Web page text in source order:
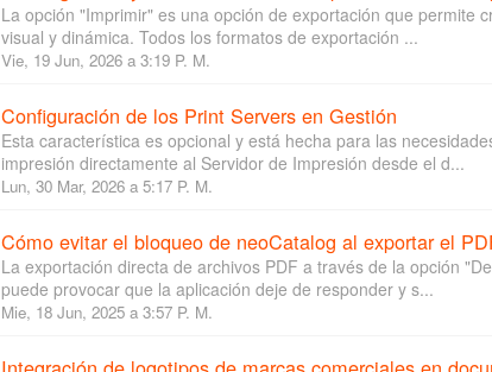
La opción "Imprimir" es una opción de exportación que permite
visual y dinámica. Todos los formatos de exportación ...
Vie, 19 Jun, 2026 a 3:19 P. M.
Configuración de los Print Servers en Gestión
Esta característica es opcional y está hecha para las
impresión directamente al Servidor de Impresión desde el d...
Lun, 30 Mar, 2026 a 5:17 P. M.
Cómo evitar el bloqueo de neoCatalog al exportar el
La exportación directa de archivos PDF a través de la opción
puede provocar que la aplicación deje de responder y s...
Mie, 18 Jun, 2025 a 3:57 P. M.